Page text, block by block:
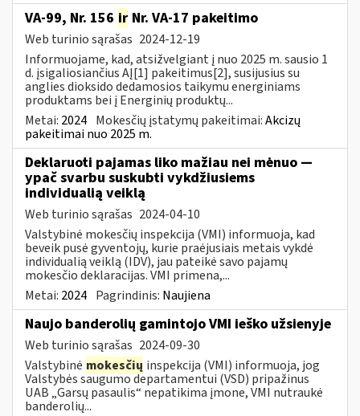
VA-99, Nr. 156 ir Nr. VA-17 pakeitimo
Web turinio sąrašas 2024-12-19
Informuojame, kad, atsižvelgiant į nuo 2025 m. sausio 1
d. įsigaliosiančius AĮ[1] pakeitimus[2], susijusius su
anglies dioksido dedamosios taikymu energiniams
produktams bei į Energinių produktų...
Metai: 2024 Mokesčių įstatymų pakeitimai:Akcizų
pakeitimai nuo 2025 m.
Deklaruoti pajamas liko mažiau nei mėnuo —
ypač svarbu suskubti vykdžiusiems
individualią veiklą
Web turinio sąrašas 2024-04-10
Valstybinė mokesčių inspekcija (VMI) informuoja, kad
beveik pusė gyventojų, kurie praėjusiais metais vykdė
individualią veiklą (IDV), jau pateikė savo pajamų
mokesčio deklaracijas. VMI primena,...
Metai: 2024 Pagrindinis: Naujiena
Naujo banderolių gamintojo VMI ieško užsienyje
Web turinio sąrašas 2024-09-30
Valstybinė mokesčių inspekcija (VMI) informuoja, jog
Valstybės saugumo departamentui (VSD) pripažinus
UAB „Garsų pasaulis“ nepatikima įmone, VMI nutraukė
banderolių...